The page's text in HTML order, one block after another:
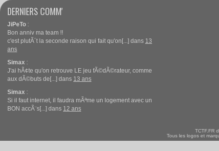
DERNIERS COMM'
JiPeTo :
Bon anniv ma team !!
c'est plutÃ´t la seconde raison qui fait qu'on[...] dans 13
ans
Simax :
J'ai hÃ¢te qu'on retrouve LE jeu fÃ©dÃ©rateur, comme
aux dÃ©buts de[...] dans 13 ans
Simax :
Si il faut internet, il faudra mÃªme un logement avec un
BON accÃ¨s[...] dans 12 ans
TCTF.FR
Tous les logos et